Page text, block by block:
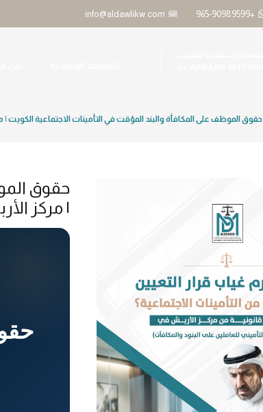
+965-90989599
info@aldawlikw.com
حقوق الموظف على المكافأة والبند المؤقت في التأمينات الاجتماعية الكويت |
حقوق
| مركز